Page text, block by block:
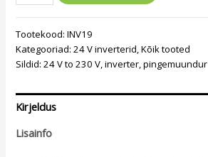
Tootekood:INV19
Kategooriad:24 V inverterid,Kõik tooted
Sildid:24 V to 230 V,inverter,pingemuundur
Kirjeldus
Lisainfo